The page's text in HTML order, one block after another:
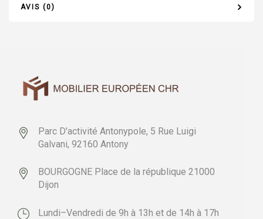
AVIS (0)
Parc D'activité Antonypole, 5 Rue Luigi
Galvani, 92160 Antony
BOURGOGNE Place de la république 21000
Dijon
Lundi–Vendredi de 9h à 13h et de 14h à 17h